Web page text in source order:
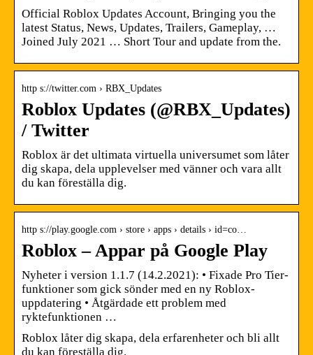
Official Roblox Updates Account, Bringing you the
latest Status, News, Updates, Trailers, Gameplay, …
Joined July 2021 … Short Tour and update from the.
http s://twitter.com › RBX_Updates
Roblox Updates (@RBX_Updates)
/ Twitter
Roblox är det ultimata virtuella universumet som låter
dig skapa, dela upplevelser med vänner och vara allt
du kan föreställa dig.
http s://play.google.com › store › apps › details › id=co…
Roblox – Appar på Google Play
Nyheter i version 1.1.7 (14.2.2021): • Fixade Pro Tier-
funktioner som gick sönder med en ny Roblox-
uppdatering • Åtgärdade ett problem med
ryktefunktionen …
Roblox låter dig skapa, dela erfarenheter och bli allt
du kan föreställa dig.